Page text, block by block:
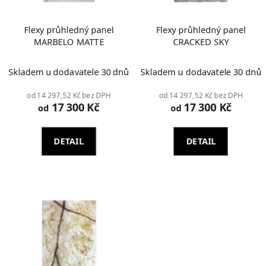
Flexy průhledný panel
MARBELO MATTE
Skladem u dodavatele 30 dnů
od 14 297,52 Kč bez DPH
od 17 300 Kč
DETAIL
Flexy průhledný panel
CRACKED SKY
Skladem u dodavatele 30 dnů
od 14 297,52 Kč bez DPH
od 17 300 Kč
DETAIL